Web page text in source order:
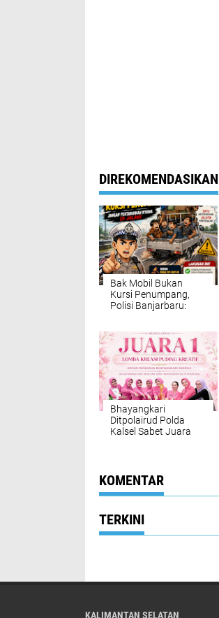
DIREKOMENDASIKAN
Bak Mobil Bukan
Kursi Penumpang,
Polisi Banjarbaru:
Bhayangkari
Ditpolairud Polda
Kalsel Sabet Juara
KOMENTAR
TERKINI
KALIMANTAN SELATAN